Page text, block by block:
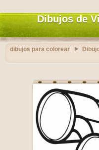
Dibujos de
dibujos para colorear